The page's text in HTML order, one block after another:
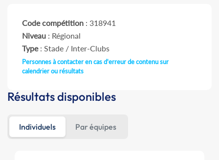
Code compétition : 318941
Niveau : Régional
Type: Stade / Inter-Clubs
Personnes à contacter en cas d'erreur de contenu sur
calendrier ou résultats
Résultats disponibles
Individuels Par équipes